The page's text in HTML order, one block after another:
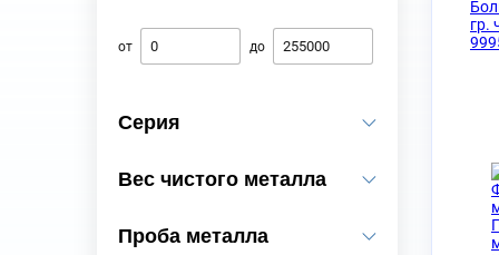
от до
Серия
Звери Королевы
Вес чистого металла
3.00
Проба металла